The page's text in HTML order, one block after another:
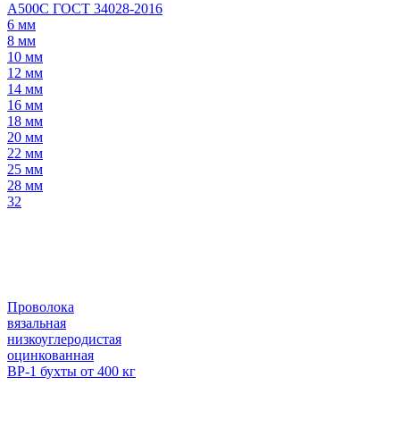
А500С ГОСТ 34028-2016
6 мм
8 мм
10 мм
12 мм
14 мм
16 мм
18 мм
20 мм
22 мм
25 мм
28 мм
32
Проволока
вязальная
низкоуглеродистая
оцинкованная
ВР-1 бухты от 400 кг